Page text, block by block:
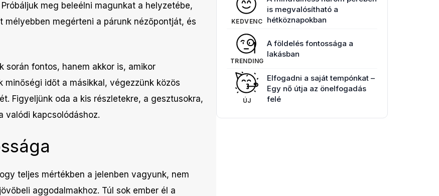
meg beleélni magunkat a helyzetébe,
mélyebben megérteni a párunk nézőpontját, és
során fontos, hanem akkor is, amikor
időt a másikkal, végezzünk közös
Figyeljünk oda a kis részletekre, a gesztusokra,
valódi kapcsolódáshoz.
teljes mértékben a jelenben vagyunk, nem
aggodalmakhoz. Túl sok ember él a
KEDVENC
is megvalósítható a
hétköznapokban
TRENDING
A földelés fontossága a
lakásban
ÚJ
Elfogadni a saját tempónkat –
Egy nő útja az önelfogadás
felé